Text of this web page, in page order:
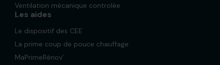
Ventilation mécanique controlée
Les aides
Le dispositif des CEE
La prime coup de pouce chauffage
MaPrimeRénov’